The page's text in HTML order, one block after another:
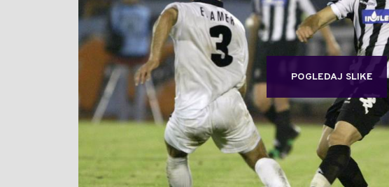
POGLEDAJ SLIKE